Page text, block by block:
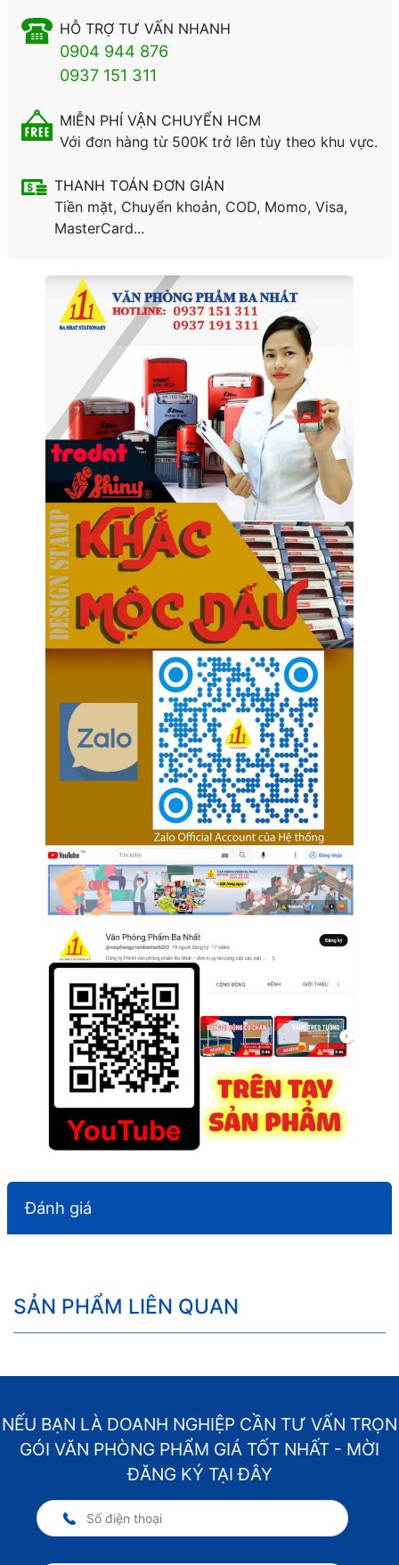
HỖ TRỢ TƯ VẤN NHANH
0904 944 876
0937 151 311
MIỄN PHÍ VẬN CHUYỂN HCM
Với đơn hàng từ 500K trở lên tùy theo khu vực.
THANH TOÁN ĐƠN GIẢN
Tiền mặt, Chuyển khoản, COD, Momo, Visa,
MasterCard...
Đánh giá
SẢN PHẨM LIÊN QUAN
NẾU BẠN LÀ DOANH NGHIỆP CẦN TƯ VẤN TRỌN
GÓI VĂN PHÒNG PHẨM GIÁ TỐT NHẤT - MỜI
ĐĂNG KÝ TẠI ĐÂY